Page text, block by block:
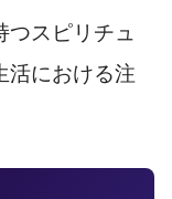
スピリチュ
活における注